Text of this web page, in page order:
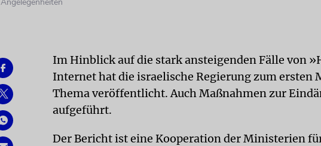
Im Hinblick auf die stark ansteigenden Fälle von
Internet hat die israelische Regierung zum ersten
Thema veröffentlicht. Auch Maßnahmen zur
aufgeführt.
Der Bericht ist eine Kooperation der Ministerien